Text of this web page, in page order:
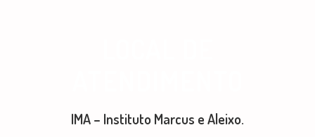
IMA – Instituto Marcus e Aleixo.